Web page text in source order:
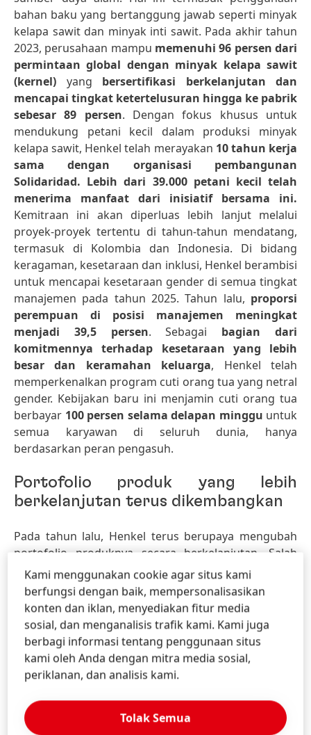
bahan baku yang bertanggung jawab seperti minyak
kelapa sawit dan minyak inti sawit. Pada akhir tahun
2023, perusahaan mampu memenuhi 96 persen dari
permintaan global dengan minyak kelapa sawit
(kernel) yang bersertifikasi berkelanjutan dan
mencapai tingkat ketertelusuran hingga ke pabrik
sebesar 89 persen. Dengan fokus khusus untuk
mendukung petani kecil dalam produksi minyak
kelapa sawit, Henkel telah merayakan 10 tahun kerja
sama dengan organisasi pembangunan
Solidaridad. Lebih dari 39.000 petani kecil telah
menerima manfaat dari inisiatif bersama ini.
Kemitraan ini akan diperluas lebih lanjut melalui
proyek-proyek tertentu di tahun-tahun mendatang,
termasuk di Kolombia dan Indonesia. Di bidang
keragaman, kesetaraan dan inklusi, Henkel berambisi
untuk mencapai kesetaraan gender di semua tingkat
manajemen pada tahun 2025. Tahun lalu, proporsi
perempuan di posisi manajemen meningkat
menjadi 39,5 persen. Sebagai bagian dari
komitmennya terhadap kesetaraan yang lebih
besar dan keramahan keluarga, Henkel telah
memperkenalkan program cuti orang tua yang netral
gender. Kebijakan baru ini menjamin cuti orang tua
berbayar 100 persen selama delapan minggu untuk
semua karyawan di seluruh dunia, hanya
berdasarkan peran pengasuh.
Portofolio produk yang lebih
berkelanjutan terus dikembangkan
Pada tahun lalu, Henkel terus berupaya mengubah
portofolio produknya secara berkelanjutan. Salah
satu contohnya adalah proyek dari unit
AdhesiveTechnologies. Unit ini telah
mengembangkan lebih lanjut metodologi
penilaian internalnya untuk menciptakan
transparansi yang lebih besar terkait kinerja
keberlanjutan portofolio produknya.
penilaian tersebut merupakan bagian dari
manajemen portofolio dan mendukung pergeseran
menuju solusi baru yang memungkinkan
pengurangan emisi dan ekonomi sirkular.
Kami menggunakan cookie agar situs kami
berfungsi dengan baik, mempersonalisasikan
konten dan iklan, menyediakan fitur media
sosial, dan menganalisis trafik kami. Kami juga
berbagi informasi tentang penggunaan situs
kami oleh Anda dengan mitra media sosial,
periklanan, dan analisis kami.
Tolak Semua